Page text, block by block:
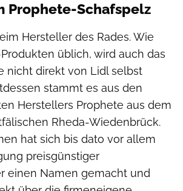
Prophete-Schafspelz
Hersteller des Rades. Wie
üblich, wird auch das
nicht direkt von Lidl selbst
stammt es aus den
Herstellers Prophete aus dem
Rheda-Wiedenbrück.
hat sich bis dato vor allem
preisgünstiger
einen Namen gemacht und